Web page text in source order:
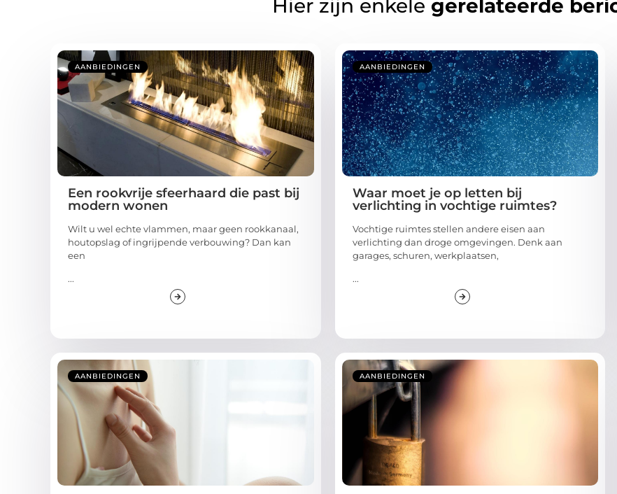
Hier zijn enkele gerelateerde
AANBIEDINGEN
Een rookvrije sfeerhaard die past bij
modern wonen
Wilt u wel echte vlammen, maar geen rookkanaal,
houtopslag of ingrijpende verbouwing? Dan kan
een
...
AANBIEDINGEN
Waar moet je op letten bij
verlichting in vochtige ruimtes?
Vochtige ruimtes stellen andere eisen aan
verlichting dan droge omgevingen. Denk aan
garages, schuren, werkplaatsen,
...
AANBIEDINGEN AANBIEDINGEN